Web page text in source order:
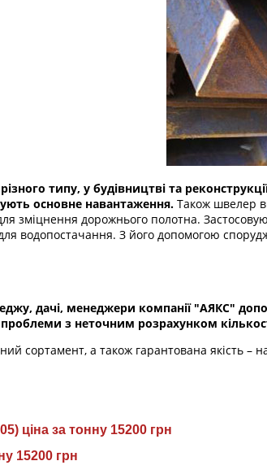
типу, у будівництві та
основне навантаження. Також швелер
зміцнення дорожнього полотна.
водопостачання. З його допомогою
дачі, менеджери компанії "АЯКС"
з неточним розрахунком
сортамент, а також гарантована якість
ціна за тонну 15200 грн
15200 грн